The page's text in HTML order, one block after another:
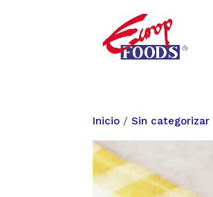
Inicio /Sin categorizar